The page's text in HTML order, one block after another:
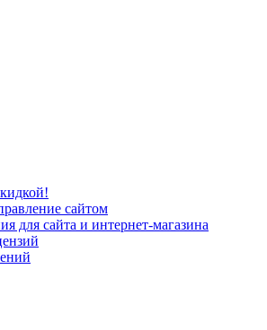
сайтом
для сайта и интернет-магазина